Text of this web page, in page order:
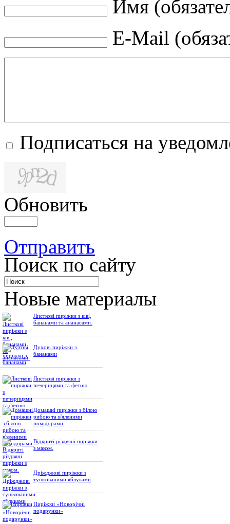
Имя
E-Mail
Подписаться на
Обновить
Отправить
Поиск по сайту
Новые материалы
Листкові пиріжки з ківі,
бананами та ананасами.
Духові пиріжки з
бананами
Листкові пиріжки з
печерицями та фетою
Домашні пиріжки з білою
рибою та в'яленими
помідорами.
Відкриті різдвяні пиріжки
з маком.
Дріжджові пиріжки з
тушкованими яблуками
Пиріжки «Новорічні
подарунки»